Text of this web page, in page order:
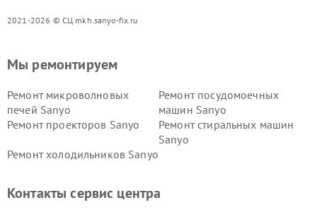
2021-2026 © СЦ mkh.sanyo-fix.ru
Мы ремонтируем
Ремонт микроволновых
печей Sanyo
Ремонт посудомоечных
машин Sanyo
Ремонт проекторов Sanyo
Ремонт стиральных машин
Sanyo
Ремонт холодильников Sanyo
Контакты сервис центра